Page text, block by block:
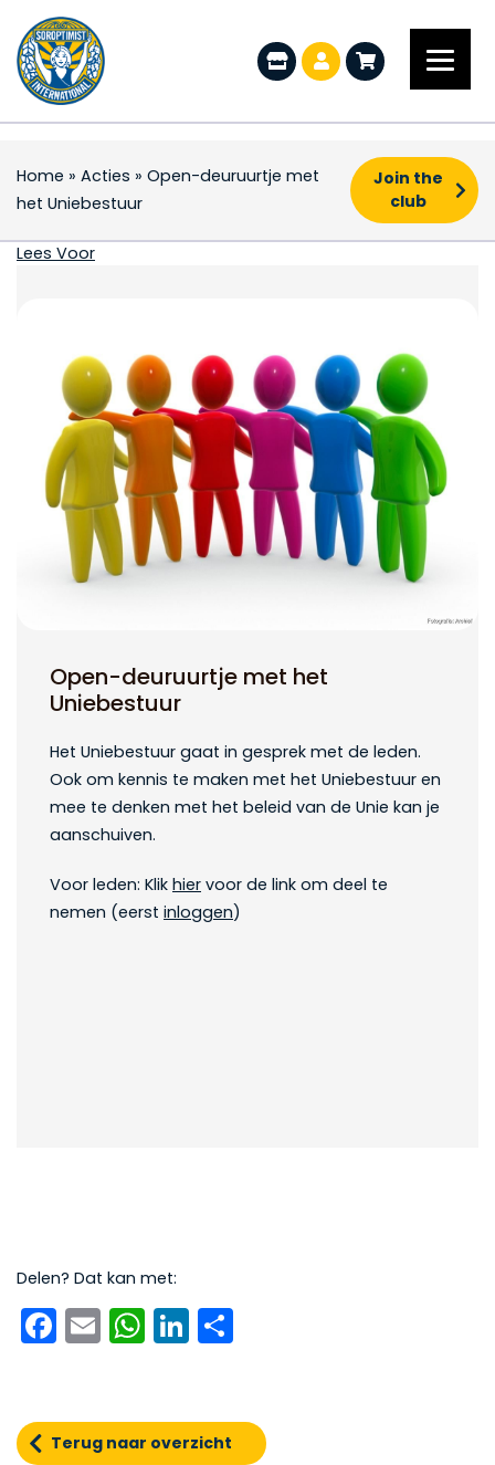
Home » Acties » Open-deuruurtje met
het Uniebestuur
Join the
club
Open-deuruurtje met
Lees Voor
Open-deuruurtje met het
Uniebestuur
Het Uniebestuur gaat in gesprek met de leden.
Ook om kennis te maken met het Uniebestuur en
mee te denken met het beleid van de Unie kan je
aanschuiven.
Voor leden: Klik hier voor de link om deel te
nemen (eerst inloggen)
Delen? Dat kan met:
Facebook
EmailWhatsApp
LinkedIn
Terug naar overzicht